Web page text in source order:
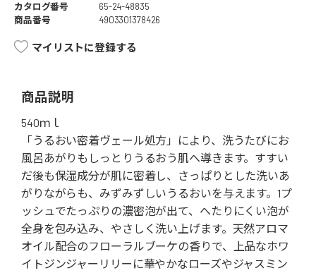
カタログ番号
65-24-48835
商品番号
4903301378426
マイリストに登録する
商品説明
540ｍｌ
「うるおい密着ヴェール処方」により、洗うたびにお
風呂あがりもしっとりうるおう肌へ導きます。すすい
だ後も保湿成分が肌に密着し、さっぱりとした洗いあ
がりながらも、みずみずしいうるおいを与えます。1プ
ッシュでたっぷりの濃密泡が出て、へたりにくい泡が
全身を包み込み、やさしく洗い上げます。天然アロマ
オイル配合のフローラルブーケの香りで、上品なホワ
イトジンジャーリリーに華やかなローズやジャスミン